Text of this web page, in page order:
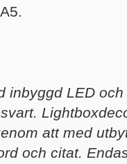
inbyggd LED
att med
och citat.